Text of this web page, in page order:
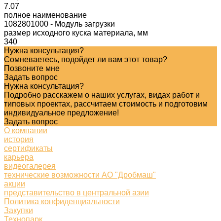
7.07
полное наименование
1082801000 - Модуль загрузки
размер исходного куска материала, мм
340
Нужна консультация?
Сомневаетесь, подойдет ли вам этот товар?
Позвоните мне
Задать вопрос
Нужна консультация?
Подробно расскажем о наших услугах, видах работ и
типовых проектах, рассчитаем стоимость и подготовим
индивидуальное предложение!
Задать вопрос
О компании
история
сертификаты
карьера
видеогалерея
технические возможности АО "Дробмаш"
акции
представительство в центральной азии
Политика конфиденциальности
Закупки
Технопарк